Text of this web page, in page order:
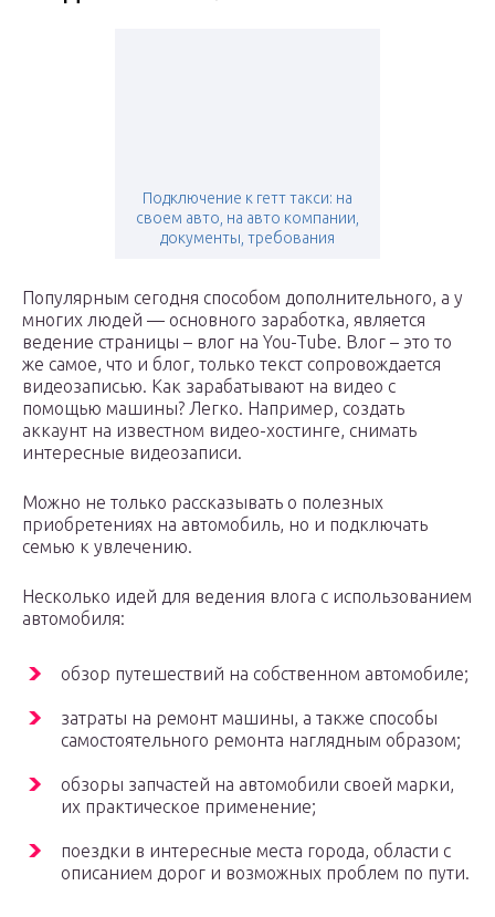
Подключение к гетт такси: на
своем авто, на авто компании,
документы, требования
Популярным сегодня способом дополнительного, а у
многих людей — основного заработка, является
ведение страницы – влог на You-Tube. Влог – это то
же самое, что и блог, только текст сопровождается
видеозаписью. Как зарабатывают на видео с
помощью машины? Легко. Например, создать
аккаунт на известном видео-хостинге, снимать
интересные видеозаписи.
Можно не только рассказывать о полезных
приобретениях на автомобиль, но и подключать
семью к увлечению.
Несколько идей для ведения влога с использованием
автомобиля:
обзор путешествий на собственном автомобиле;
затраты на ремонт машины, а также способы
самостоятельного ремонта наглядным образом;
обзоры запчастей на автомобили своей марки,
их практическое применение;
поездки в интересные места города, области с
описанием дорог и возможных проблем по пути.